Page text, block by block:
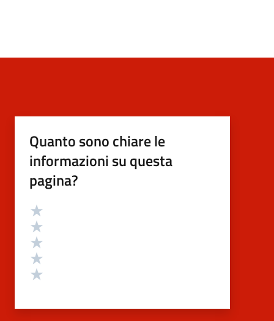
Quanto sono chiare le
informazioni su questa
pagina?
Valutazione